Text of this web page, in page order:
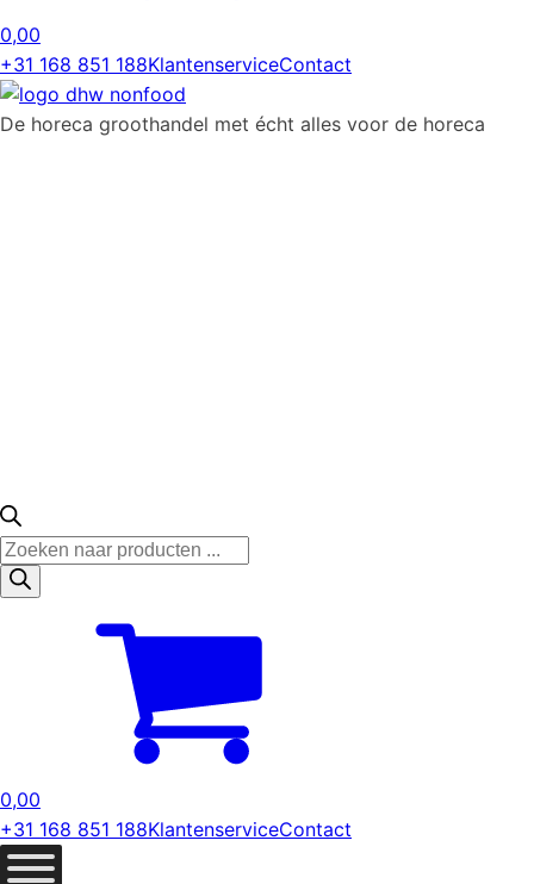
0,00
+31 168 851 188KlantenserviceContact
De horeca groothandel met écht alles voor de horeca
Producten
zoeken
0,00
+31 168 851 188KlantenserviceContact